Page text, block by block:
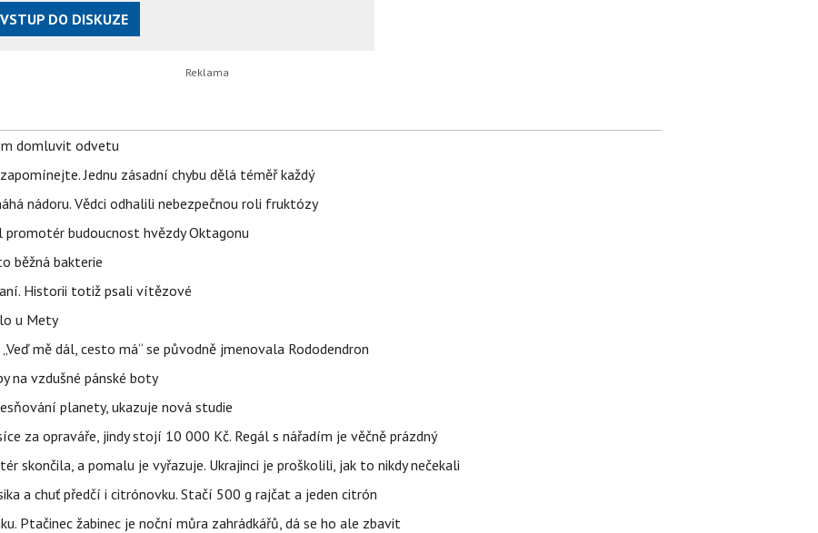
VSTUP DO DISKUZE
domluvit odvetu
Jednu zásadní chybu dělá téměř každý
nádoru. Vědci odhalili nebezpečnou roli fruktózy
budoucnost hvězdy Oktagonu
běžná bakterie
Historii totiž psali vítězové
u Mety
mě dál, cesto má“ se původně jmenovala Rododendron
na vzdušné pánské boty
planety, ukazuje nová studie
za opraváře, jindy stojí 10 000 Kč. Regál s nářadím je věčně prázdný
skončila, a pomalu je vyřazuje. Ukrajinci je proškolili, jak to nikdy nečekali
a chuť předčí i citrónovku. Stačí 500 g rajčat a jeden citrón
Ptačinec žabinec je noční můra zahrádkářů, dá se ho ale zbavit